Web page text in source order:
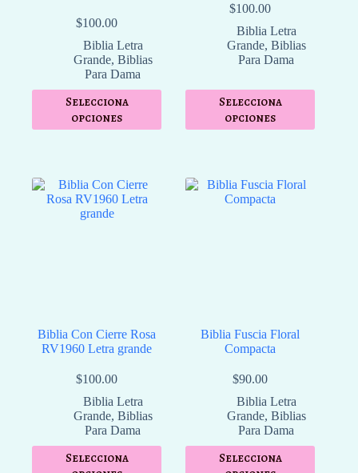
$100.00
Biblia Letra
Grande, Biblias
Para Dama
Selecciona
opciones
$100.00
Biblia Letra
Grande, Biblias
Para Dama
Selecciona
opciones
Biblia Con Cierre Rosa
RV1960 Letra grande
$100.00
Biblia Letra
Grande, Biblias
Para Dama
Selecciona
Biblia Fuscia Floral
Compacta
$90.00
Biblia Letra
Grande, Biblias
Para Dama
Selecciona